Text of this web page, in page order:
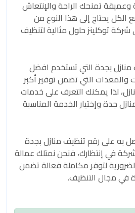
تمنحك الراحة والإنتعاش
الكل يحتاج إلى هذا النوع من
شركة توكلينز حلول مثالية لتنظيف
بجدة التي تستخدم افضل
والمعدات التي تضمن توفير أكبر
لذا يمكنك التعرف على خدمات
جدة وإختيار الخدمة المناسبة
به على رقم تنظيف منازل بجدة
في إنتظارك، فنحن نمتلك عمالة
لتوفر مكاملة فعالة تضمن
مجال التنظيف.